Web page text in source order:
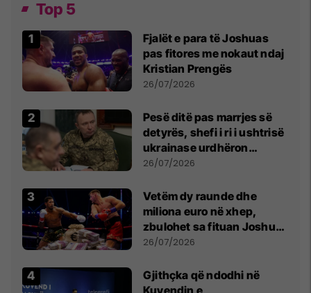
Top 5
Fjalët e para të Joshuas
pas fitores me nokaut ndaj
Kristian Prengës
26/07/2026
Pesë ditë pas marrjes së
detyrës, shefi i ri i ushtrisë
ukrainase urdhëron
kontroll të madh
26/07/2026
Vetëm dy raunde dhe
miliona euro në xhep,
zbulohet sa fituan Joshua
e Prenga
26/07/2026
Gjithçka që ndodhi në
Kuvendin e